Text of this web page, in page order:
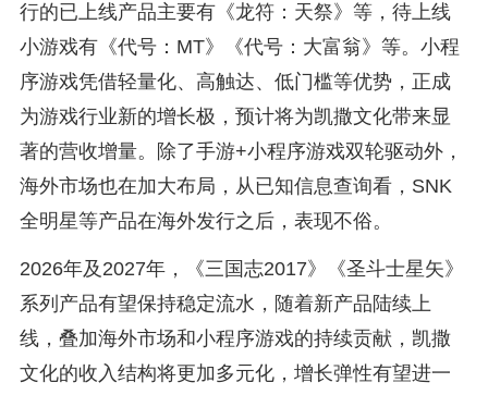
行的已上线产品主要有《龙符：天祭》等，待上线
小游戏有《代号：MT》《代号：大富翁》等。小程
序游戏凭借轻量化、高触达、低门槛等优势，正成
为游戏行业新的增长极，预计将为凯撒文化带来显
著的营收增量。除了手游+小程序游戏双轮驱动外，
海外市场也在加大布局，从已知信息查询看，SNK
全明星等产品在海外发行之后，表现不俗。
2026年及2027年，《三国志2017》《圣斗士星矢》
系列产品有望保持稳定流水，随着新产品陆续上
线，叠加海外市场和小程序游戏的持续贡献，凯撒
文化的收入结构将更加多元化，增长弹性有望进一